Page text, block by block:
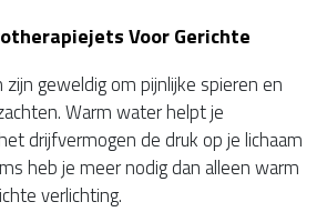
Voor Gerichte
geweldig om pijnlijke spieren en
Warm water helpt je
drijfvermogen de druk op je lichaam
heb je meer nodig dan alleen warm
verlichting.